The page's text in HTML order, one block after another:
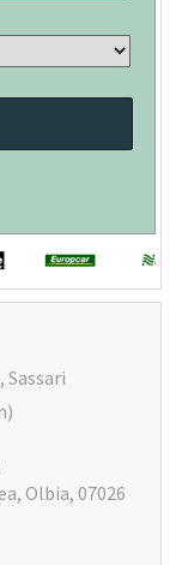
Sassari
Olbia, 07026